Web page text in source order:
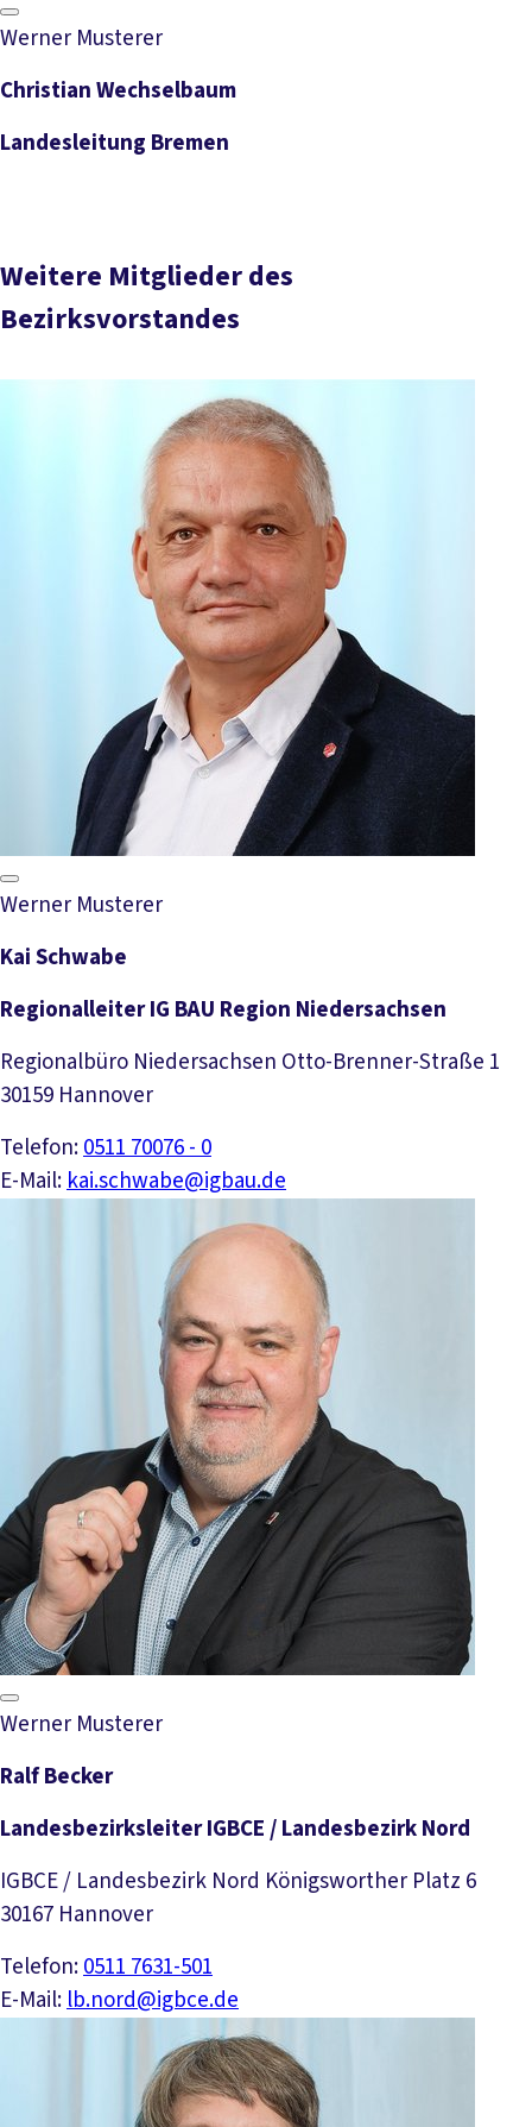
Werner Musterer
Christian Wechselbaum
Landesleitung Bremen
Weitere Mitglieder des
Bezirksvorstandes
Werner Musterer
Kai Schwabe
Regionalleiter IG BAU Region Niedersachsen
Regionalbüro Niedersachsen Otto-Brenner-Straße 1
30159 Hannover
Telefon:0511 70076 - 0
E-Mail:kai.schwabe@igbau.de
Werner Musterer
Ralf Becker
Landesbezirksleiter IGBCE / Landesbezirk Nord
IGBCE / Landesbezirk Nord Königsworther Platz 6
30167 Hannover
Telefon:0511 7631-501
E-Mail:lb.nord@igbce.de